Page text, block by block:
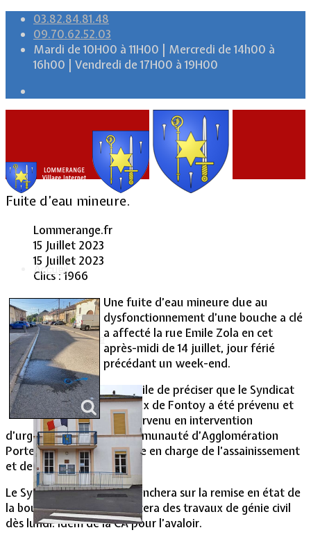
03.82.84.81.48
09.70.62.52.03
Mardi de 10H00 à 11H00 | Mercredi de 14h00 à
16h00 | Vendredi de 17H00 à 19H00
Accueil
Vie Municipale
Fuite d’eau mineure.
Lommerange.fr
15 Juillet 2023
15 Juillet 2023
Clics : 1966
Une fuite d’eau mineure due au
dysfonctionnement d’une bouche a clé
a affecté la rue Emile Zola en cet
après-midi de 14 juillet, jour férié
précédant un week-end.
Il est utile de préciser que le Syndicat
des Eaux de Fontoy a été prévenu et
est intervenu en intervention
d’urgence. Idem de la Communauté d’Agglomération
Portes de France-Thionville en charge de l’assainissement
et des avaloirs.
Le Syndicat des Eaux se penchera sur la remise en état de
la bouche à clé qui nécessitera des travaux de génie civil
dès lundi. Idem de la CA pour l’avaloir.